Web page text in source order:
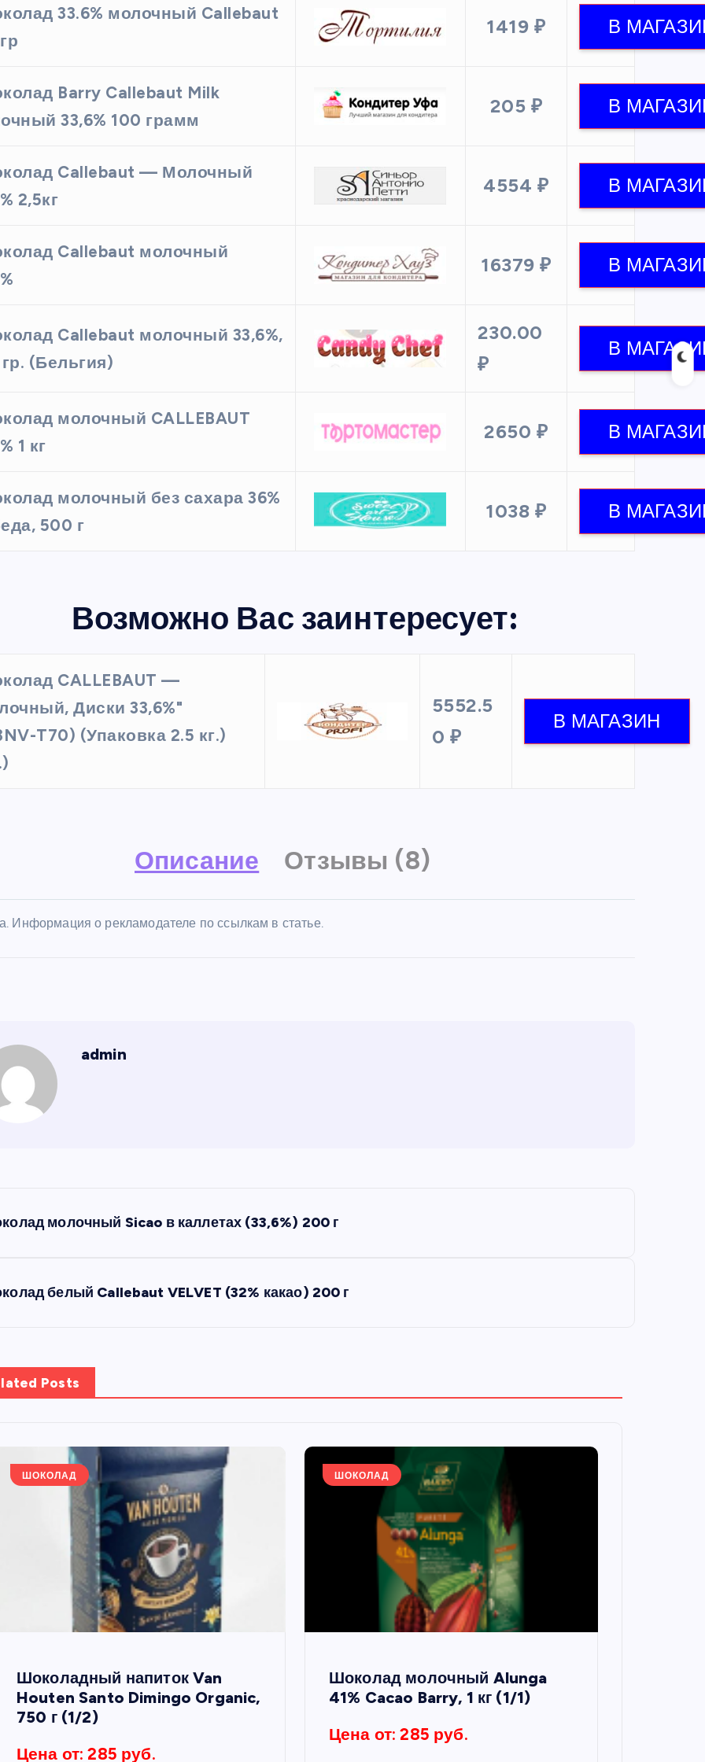
33.6% молочный Callebaut
1419 ₽
Barry Callebaut Milk
33,6% 100 грамм
205 ₽
Callebaut — Молочный
2,5кг
4554 ₽
Callebaut молочный
16379 ₽
Callebaut молочный 33,6%,
(Бельгия)
230.00
₽
молочный CALLEBAUT
1 кг
2650 ₽
молочный без сахара 36%
500 г
1038 ₽
Возможно Вас заинтересует:
CALLEBAUT —
Диски 33,6%"
T70) (Упаковка 2.5 кг.)
5552.5
0 ₽
Описание Отзывы (8)
Информация о рекламодателе по ссылкам в статье.
admin
молочный Sicao в каллетах (33,6%) 200 г
белый Callebaut VELVET (32% какао) 200 г
Posts
ШОКОЛАД
Шоколадный напиток Van
Houten Santo Dimingo Organic,
750 г (1/2)
Цена от: 285 руб.
ШОКОЛАД
Шоколад молочный Alunga
41% Cacao Barry, 1 кг (1/1)
Цена от: 285 руб.